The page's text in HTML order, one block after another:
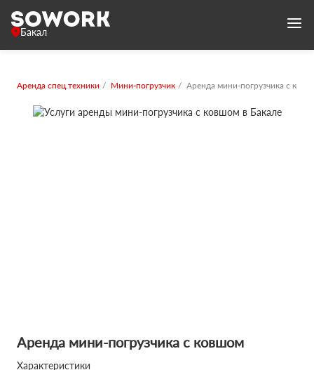
Бакал
Аренда спец.техники Мини-погрузчик Аренда мини-погрузчика с
Аренда мини-погрузчика с ковшом
Характеристики